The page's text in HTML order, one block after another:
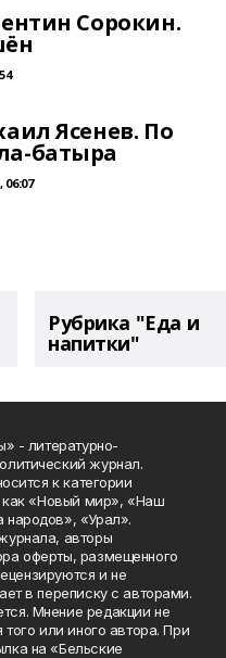
Сорокин.
Ясенев. По
батыра
Рубрика "Еда и
напитки"
- литературно-
журнал.
к категории
как «Новый мир», «Наш
«Урал».
авторы
оферты, размещенного
и не
в переписку с авторами.
Мнение редакции не
или иного автора. При
на «Бельские